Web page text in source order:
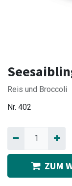
Reis und Broccoli
Nr. 402
ZUM